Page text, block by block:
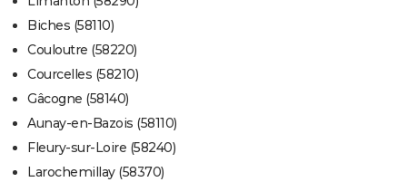
Biches (58110)
Couloutre (58220)
Courcelles (58210)
Gâcogne (58140)
Aunay-en-Bazois (58110)
Fleury-sur-Loire (58240)
Larochemillay (58370)